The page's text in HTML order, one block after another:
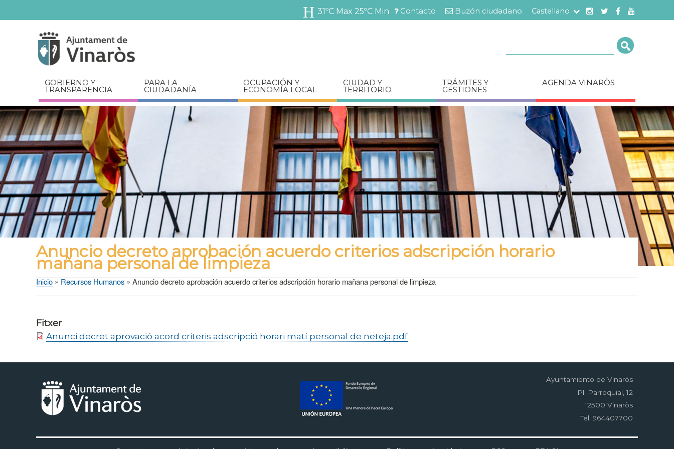
Pasar
al
relacionados
Menú
Contacto Buzón ciudadano Castellano
31ºC Max 25ºC Min
GOBIERNO Y
TRANSPARENCIA
PARA LA
CIUDADANÍA
OCUPACIÓN Y
ECONOMÍA LOCAL
CIUDAD Y
TERRITORIO
TRÁMITES Y
GESTIONES
AGENDA VINARÒS
Anuncio decreto aprobación acuerdo criterios adscripción horario
mañana personal de limpieza
Sobrescribir
de
ayuda
a
navegación
Inicio Recursos Humanos Anuncio decreto aprobación acuerdo criterios adscripción horario mañana personal de limpieza
Fitxer
Anunci decret aprovació acord criteris adscripció horari matí personal de neteja.pdf
Ayuntamiento de Vinaròs
Pl. Parroquial, 12
12500 Vinaròs
Tel. 964407700